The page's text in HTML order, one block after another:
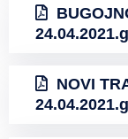
NOVI